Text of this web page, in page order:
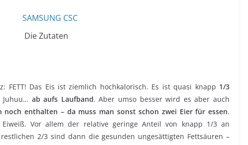
Die Zutaten
FETT! Das Eis ist ziemlich hochkalorisch. Es ist quasi knapp 1/3
Juhuu… ab aufs Laufband. Aber umso besser wird es aber auch
noch enthalten – da muss man sonst schon zwei Eier für essen.
Vor allem der relative geringe Anteil von knapp 1/3 an
2/3 sind dann die gesunden ungesättigten Fettsäuren –